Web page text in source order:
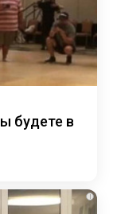
будете в
i